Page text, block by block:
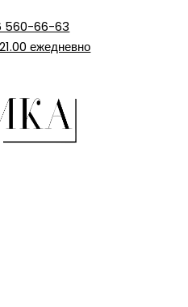
560-66-63
ежедневно